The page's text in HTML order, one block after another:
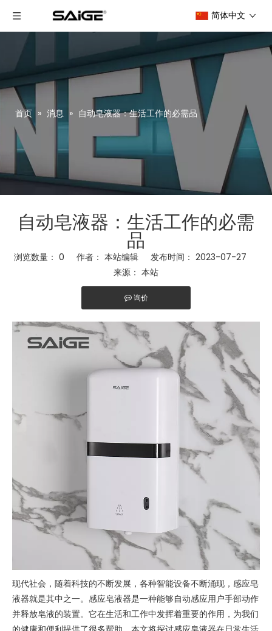
简体中文
首页 » 消息 » 自动皂液器：生活工作的必需品
自动皂液器：生活工作的必需
品
浏览数量： 0 作者： 本站编辑 发布时间： 2023-07-27
来源： 本站
询价
现代社会，随着科技的不断发展，各种智能设备不断涌现，感应皂
液器就是其中之一。感应皂液器是一种能够自动感应用户手部动作
并释放皂液的装置。它在生活和工作中发挥着重要的作用，为我们